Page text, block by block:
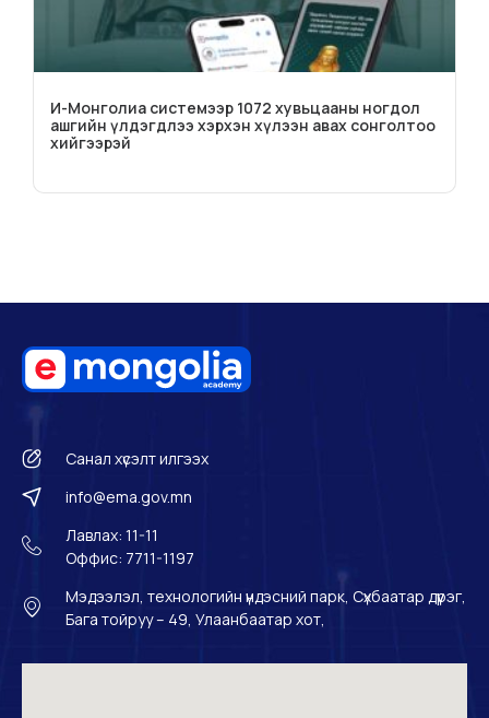
И-Монголиа системээр 1072 хувьцааны ногдол
ашгийн үлдэгдлээ хэрхэн хүлээн авах сонголтоо
хийгээрэй
Санал хүсэлт илгээх
info@ema.gov.mn
Лавлах: 11-11
Оффис: 7711-1197
Мэдээлэл, технологийн үндэсний парк, Сүхбаатар дүүрэг,
Бага тойруу – 49, Улаанбаатар хот,